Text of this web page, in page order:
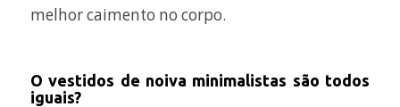
melhor caimento no corpo.
O vestidos de noiva minimalistas são todos
iguais?